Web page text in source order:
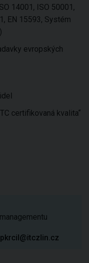
14001, ISO 50001,
EN 15593, Systém
evropských
certifikovaná kvalita“
pkrcil@itczlin.cz